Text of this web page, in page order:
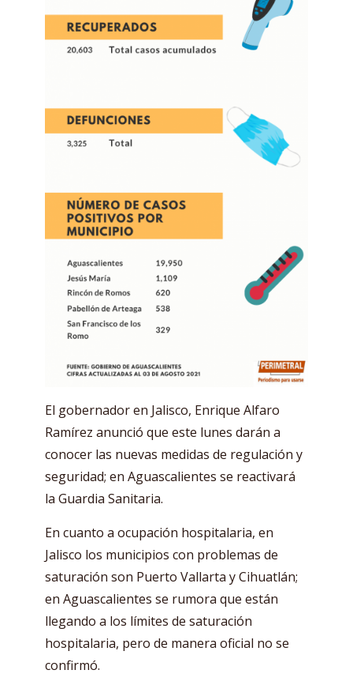
El gobernador en Jalisco, Enrique Alfaro
Ramírez anunció que este lunes darán a
conocer las nuevas medidas de regulación y
seguridad; en Aguascalientes se reactivará
la Guardia Sanitaria.
En cuanto a ocupación hospitalaria, en
Jalisco los municipios con problemas de
saturación son Puerto Vallarta y Cihuatlán;
en Aguascalientes se rumora que están
llegando a los límites de saturación
hospitalaria, pero de manera oficial no se
confirmó.